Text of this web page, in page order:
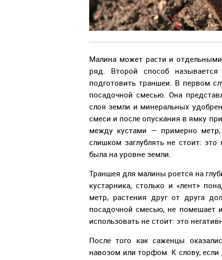
Малина может расти и
ряд. Второй способ
подготовить траншеи. В первом
посадочной смесью. Она
слоя земли и минеральных
смеси и после опускания в ямку
между кустами — примерно
слишком заглублять не стоит:
была на уровне земли.
Траншея для малины роется на
кустарника, столько и «лент»
метр, растения друг от друга
посадочной смесью, не помешает
использовать не стоит: это
После того как саженцы
навозом или торфом. К слову,